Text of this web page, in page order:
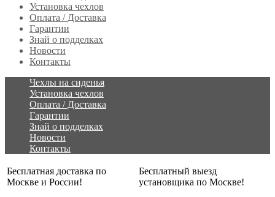
Установка чехлов
Оплата / Доставка
Гарантии
Знай о подделках
Новости
Контакты
Чехлы на сиденья
Установка чехлов
Оплата / Доставка
Гарантии
Знай о подделках
Новости
Контакты
Бесплатная доставка по
Москве и России!
Бесплатный выезд
установщика по Москве!